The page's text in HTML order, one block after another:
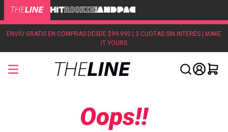
ENVÍO GRATIS EN COMPRAS DESDE $99.990 | 3 CUOTAS SIN INTERÉS | MAKE
IT YOURS
Oops!!